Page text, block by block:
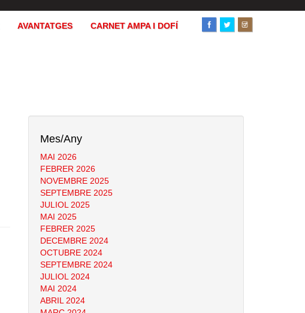
AVANTATGES CARNET AMPA I DOFÍ
Mes/Any
MAI 2026
FEBRER 2026
NOVEMBRE 2025
SEPTEMBRE 2025
JULIOL 2025
MAI 2025
FEBRER 2025
DECEMBRE 2024
OCTUBRE 2024
SEPTEMBRE 2024
JULIOL 2024
MAI 2024
ABRIL 2024